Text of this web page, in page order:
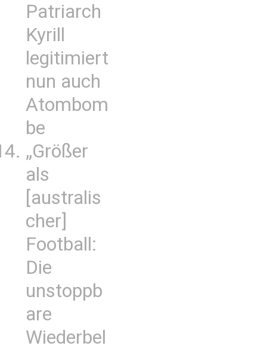
Patriarch
Kyrill
legitimiert
nun auch
Atombom
be
„Größer
als
[australis
cher]
Football:
Die
unstoppb
are
Wiederbel